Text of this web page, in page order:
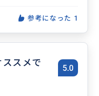
参考になった 1
スメで
5.0